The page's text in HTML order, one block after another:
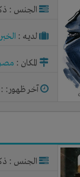
الجنس :
لديـه :
المكان :
آخر ظهور: : منذ
الجنس :